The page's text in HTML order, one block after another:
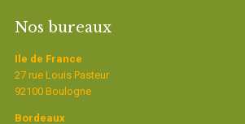
Nos bureaux
Ile de France
27 rue Louis Pasteur
92100 Boulogne
Bordeaux